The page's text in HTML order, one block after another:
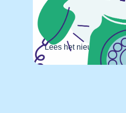
Lees het nieuwsbericht